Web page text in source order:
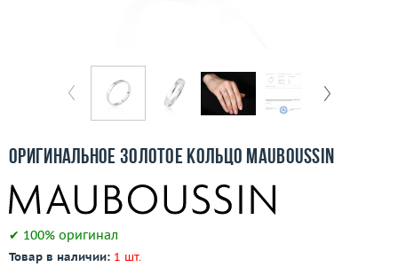
О компании
3D-тур по шоуруму
Оригинальное золотое кольцо Mauboussin
✔ 100% оригинал
Товар в наличии: 1 шт.